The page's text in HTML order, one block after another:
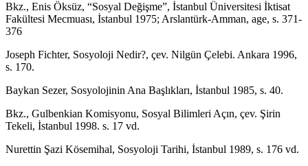
Bkz., Enis Öksüz, “Sosyal Değişme”, İstanbul Üniversitesi İktisat
Fakültesi Mecmuası, İstanbul 1975; Arslantürk-Amman, age, s. 371-
376
Joseph Fichter, Sosyoloji Nedir?, çev. Nilgün Çelebi. Ankara 1996,
s. 170.
Baykan Sezer, Sosyolojinin Ana Başlıkları, İstanbul 1985, s. 40.
Bkz., Gulbenkian Komisyonu, Sosyal Bilimleri Açın, çev. Şirin
Tekeli, İstanbul 1998. s. 17 vd.
Nurettin Şazi Kösemihal, Sosyoloji Tarihi, İstanbul 1989, s. 176 vd.